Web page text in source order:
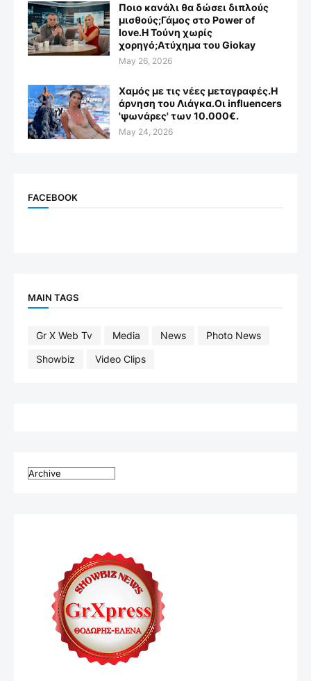
Ποιο κανάλι θα δώσει διπλούς
μισθούς;Γάμος στο Power of
love.Η Τούνη χωρίς
χορηγό;Aτύχημα του Giokay
May 26, 2026
Χαμός με τις νέες μεταγραφές.Η
άρνηση του Λιάγκα.Οι influencers
'ψωνάρες' των 10.000€.
May 24, 2026
FACEBOOK
MAIN TAGS
Gr X Web Tv Media News
Photo News
Showbiz
Video Clips